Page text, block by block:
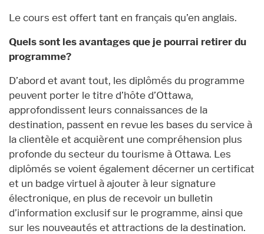
Le cours est offert tant en français qu’en anglais.
Quels sont les avantages que je pourrai retirer du
programme?
D’abord et avant tout, les diplômés du programme
peuvent porter le titre d’hôte d’Ottawa,
approfondissent leurs connaissances de la
destination, passent en revue les bases du service à
la clientèle et acquièrent une compréhension plus
profonde du secteur du tourisme à Ottawa. Les
diplômés se voient également décerner un certificat
et un badge virtuel à ajouter à leur signature
électronique, en plus de recevoir un bulletin
d’information exclusif sur le programme, ainsi que
sur les nouveautés et attractions de la destination.